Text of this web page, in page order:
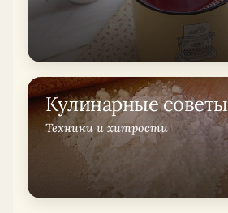
Кулинарные советы
Техники и хитрости